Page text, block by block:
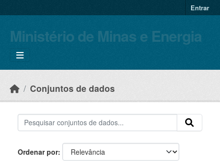
Entrar
Ministério de Minas e Energia
Conjuntos de dados
Ordenar por